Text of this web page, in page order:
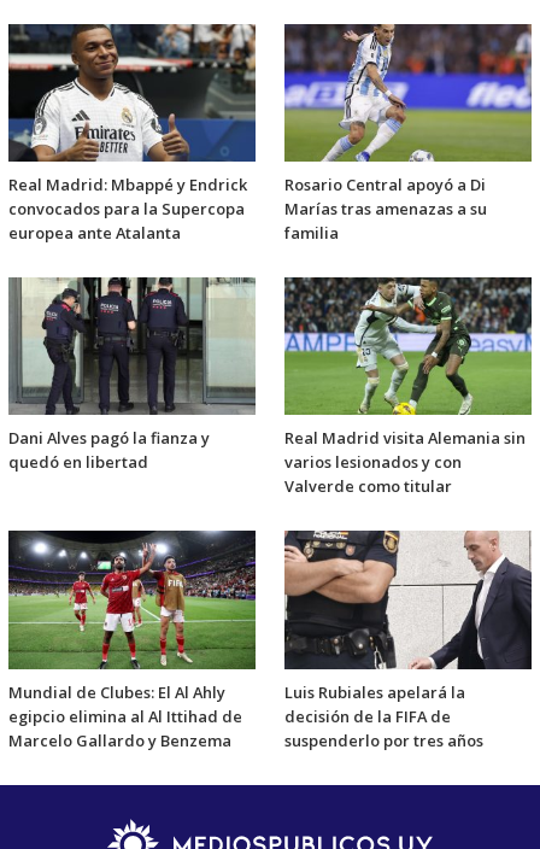
Real Madrid: Mbappé y Endrick
convocados para la Supercopa
europea ante Atalanta
Rosario Central apoyó a Di
Marías tras amenazas a su
familia
Dani Alves pagó la fianza y
quedó en libertad
Real Madrid visita Alemania sin
varios lesionados y con
Valverde como titular
Mundial de Clubes: El Al Ahly
egipcio elimina al Al Ittihad de
Marcelo Gallardo y Benzema
Luis Rubiales apelará la
decisión de la FIFA de
suspenderlo por tres años